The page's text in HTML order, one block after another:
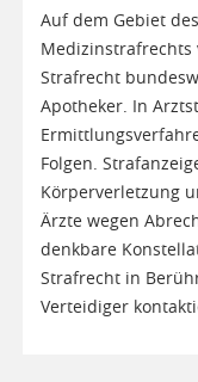
Auf dem Gebiet
Medizinstrafrechts
Strafrecht
Apotheker. In
Folgen.
Körperverletzung
Ärzte wegen
denkbare
Strafrecht in
Verteidiger